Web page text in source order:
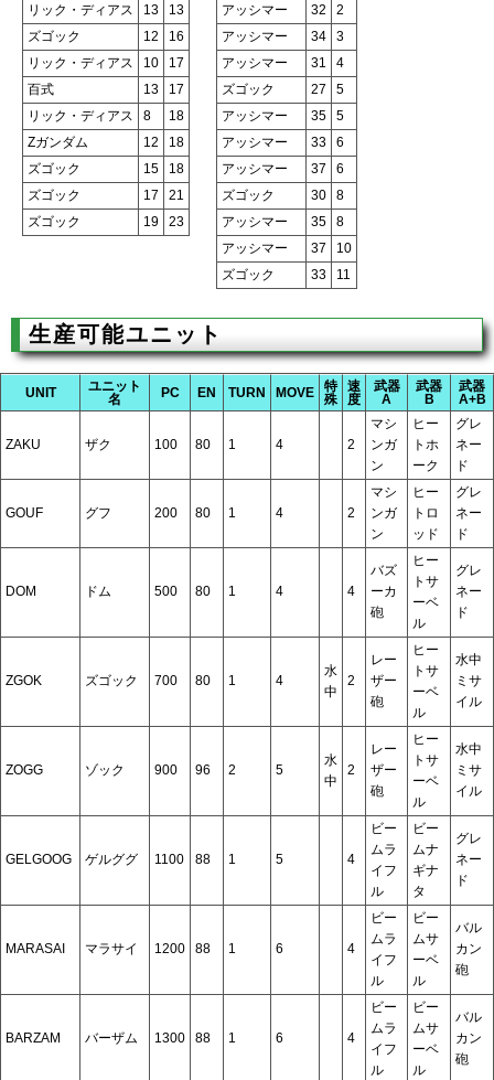
リック・ディアス
13
13
ズゴック
12
16
リック・ディアス
10
17
百式
13
17
リック・ディアス
8
18
Zガンダム
12
18
ズゴック
15
18
ズゴック
17
21
ズゴック
19 23
アッシマー
32
2
アッシマー
34
3
アッシマー
31
4
ズゴック
27
5
アッシマー
35
5
アッシマー
33
6
アッシマー
37
6
ズゴック
30
8
アッシマー
35
8
アッシマー
37
10
ズゴック
33 11
生産可能ユニット
UNIT
ユニット
名
PC EN TURN MOVE
特
殊
速
度
武器
A
武器
B
武器
A+B
ZAKU ザク 100 80 1 4 2
マシ
ンガ
ン
ヒー
トホ
ーク
グレ
ネー
ド
GOUF グフ 200 80 1 4 2
マシ
ンガ
ン
ヒー
トロ
ッド
グレ
ネー
ド
DOM ドム 500 80 1 4 4
バズ
ーカ
砲
ヒー
トサ
ーベ
ル
グレ
ネー
ド
ZGOK ズゴック 700 80 1 4
水
中
2
レー
ザー
砲
ヒー
トサ
ーベ
ル
水中
ミサ
イル
ZOGG ゾック 900 96 2 5
水
中
2
レー
ザー
砲
ヒー
トサ
ーベ
ル
水中
ミサ
イル
GELGOOG ゲルググ 1100 88 1 5 4
ビー
ムラ
イフ
ル
ビー
ムナ
ギナ
タ
グレ
ネー
ド
MARASAI マラサイ 1200 88 1 6 4
ビー
ムラ
イフ
ル
ビー
ムサ
ーベ
ル
バル
カン
砲
BARZAM バーザム 1300 88 1 6 4
ビー
ムラ
イフ
ル
ビー
ムサ
ーベ
ル
バル
カン
砲